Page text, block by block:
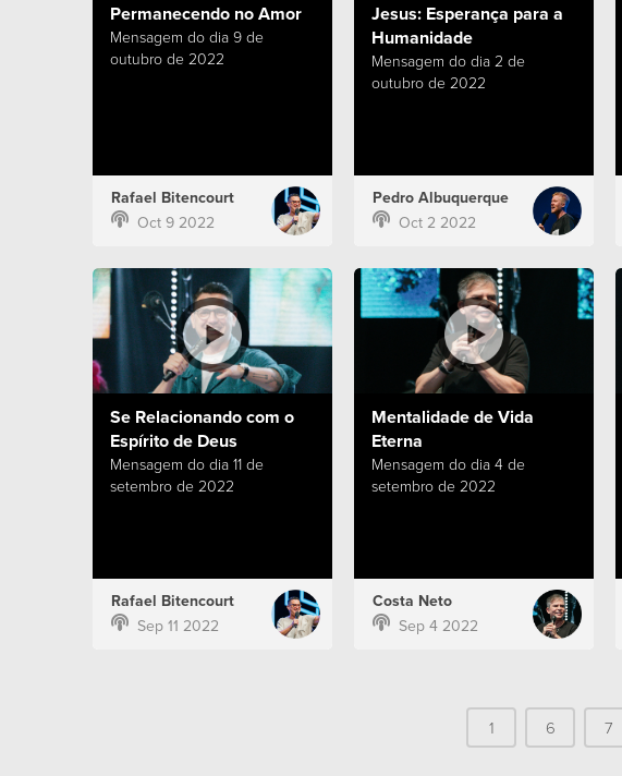
Permanecendo no Amor
Mensagem do dia 9 de
outubro de 2022
Rafael Bitencourt
Oct 9 2022
Jesus: Esperança para a
Humanidade
Mensagem do dia 2 de
outubro de 2022
Pedro Albuquerque
Oct 2 2022
Se Relacionando com o
Espírito de Deus
Mensagem do dia 11 de
setembro de 2022
Rafael Bitencourt
Sep 11 2022
Mentalidade de Vida
Eterna
Mensagem do dia 4 de
setembro de 2022
Costa Neto
Sep 4 2022
1 6 7